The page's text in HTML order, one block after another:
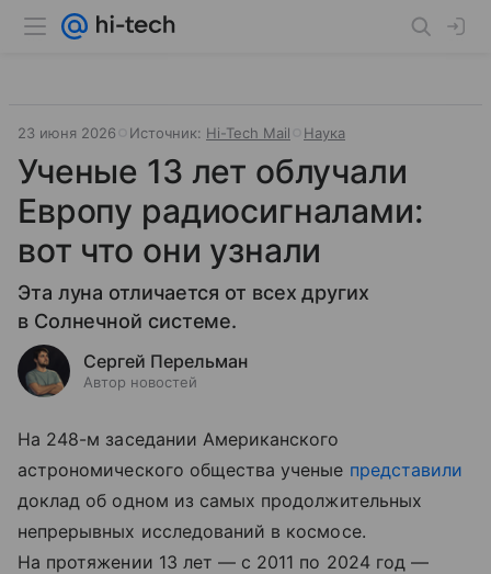
23 июня 2026 Источник: Hi-Tech Mail Наука
Ученые 13 лет облучали
Европу радиосигналами:
вот что они узнали
Эта луна отличается от всех других
в Солнечной системе.
Сергей Перельман
Автор новостей
На 248-м заседании Американского
астрономического общества ученые представили
доклад об одном из самых продолжительных
непрерывных исследований в космосе.
На протяжении 13 лет — с 2011 по 2024 год —